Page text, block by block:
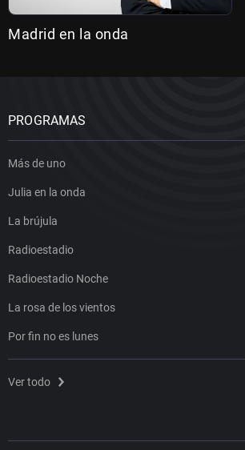
Madrid en la onda
PROGRAMAS
Más de uno
Julia en la onda
La brújula
Radioestadio
Radioestadio Noche
La rosa de los vientos
Por fin no es lunes
Ver todo